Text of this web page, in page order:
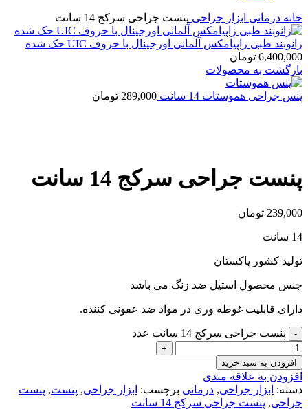
خانه درمانی ابزار جراحی پنست جراحی سرکج 14 سانت
زانوبند طبی زاپیامکس آلمانی اورجینال با حروف UIC حک شده
6,400,000 تومان
بازگشت به محصولات
پنس جراحی هموستات 14 سانت 289,000 تومان
پنست جراحی سرکج 14 سانت
239,000 تومان
14 سانت
تولید کشور پاکستان
جنس محصول استیل ضد زنگ می باشد
دارای قابلیت غوطه وری در مواد ضد عفونی کننده.
پنست جراحی سرکج 14 سانت عدد
افزودن به سبد خرید
افزودن به علاقه مندی
دسته: ابزار جراحی, درمانی برچسب: ابزار جراحی, پنست, پنست
جراحی, پنست جراحی سرکج 14 سانت